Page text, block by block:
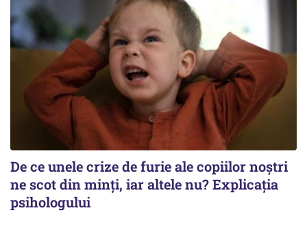
De ce unele crize de furie ale copiilor noștri
ne scot din minți, iar altele nu? Explicația
psihologului